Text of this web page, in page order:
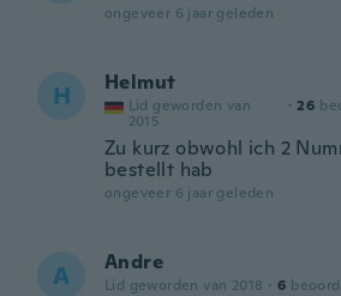
ongeveer 6 jaar geleden
H Helmut
Lid geworden van
2015
· 26
Zu kurz obwohl ich 2
bestellt hab
ongeveer 6 jaar geleden
A Andre
Lid geworden van 2018 · 6